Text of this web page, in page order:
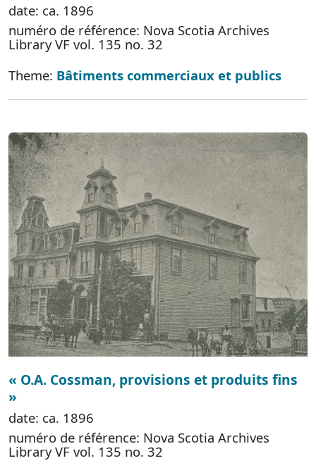
date: ca. 1896
numéro de référence: Nova Scotia Archives
Library VF vol. 135 no. 32
Theme: Bâtiments commerciaux et publics
« O.A. Cossman, provisions et produits fins
»
date: ca. 1896
numéro de référence: Nova Scotia Archives
Library VF vol. 135 no. 32